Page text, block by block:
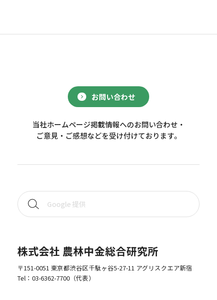
お問い合わせ
当社ホームページ掲載情報へのお問い合わせ・
ご意見・ご感想などを受け付けております。
株式会社 農林中金総合研究所
〒151-0051 東京都渋谷区千駄ヶ谷5-27-11 アグリスクエア新宿
Tel： 03-6362-7700（代表）